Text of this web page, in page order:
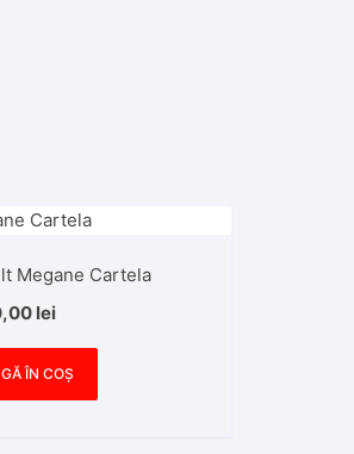
Megane Cartela
lei
ÎN COȘ